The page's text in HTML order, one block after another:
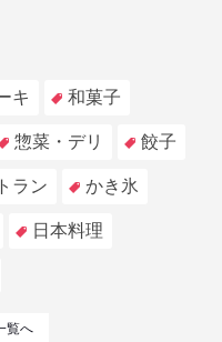
キ 和菓子
惣菜・デリ 餃子
ラン かき氷
日本料理
覧へ